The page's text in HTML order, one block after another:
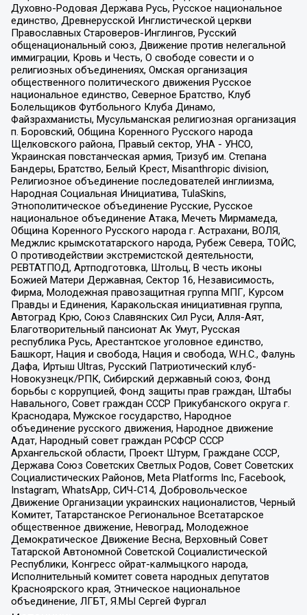
Духовно-Родовая Держава Русь, Русское национальное
единство, Древнерусской Инглистической церкви
Православных Староверов-Инглингов, Русский
общенациональный союз, Движение против нелегальной
иммиграции, Кровь и Честь, О свободе совести и о
религиозных объединениях, Омская организация
общественного политического движения Русское
национальное единство, Северное Братство, Клуб
Болельщиков Футбольного Клуба Динамо,
Файзрахманисты, Мусульманская религиозная организация
п. Боровский, Община Коренного Русского народа
Щелковского района, Правый сектор, УНА - УНСО,
Украинская повстанческая армия, Тризуб им. Степана
Бандеры, Братство, Белый Крест, Misanthropic division,
Религиозное объединение последователей инглиизма,
Народная Социальная Инициатива, TulaSkins,
Этнополитическое объединение Русские, Русское
национальное объединение Атака, Мечеть Мирмамеда,
Община Коренного Русского народа г. Астрахани, ВОЛЯ,
Меджлис крымскотатарского народа, Рубеж Севера, ТОЙС,
О противодействии экстремистской деятельности,
РЕВТАТПОД, Артподготовка, Штольц, В честь иконы
Божией Матери Державная, Сектор 16, Независимость,
Фирма, Молодежная правозащитная группа МПГ, Курсом
Правды и Единения, Каракольская инициативная группа,
Автоград Крю, Союз Славянских Сил Руси, Алля-Аят,
Благотворительный пансионат Ак Умут, Русская
республика Русь, Арестантское уголовное единство,
Башкорт, Нация и свобода, Нация и свобода, W.H.С., Фалунь
Дафа, Иртыш Ultras, Русский Патриотический клуб-
Новокузнецк/РПК, Сибирский державный союз, Фонд
борьбы с коррупцией, Фонд защиты прав граждан, Штабы
Навального, Совет граждан СССР Прикубанского округа г.
Краснодара, Мужское государство, Народное
объединение русского движения, Народное движение
Адат, Народный совет граждан РСФСР СССР
Архангельской области, Проект Штурм, Граждане СССР,
Держава Союз Советских Светлых Родов, Совет Советских
Социалистических Районов, Meta Platforms Inc, Facebook,
Instagram, WhatsApp, СИЧ-С14, Добровольческое
Движение Организации украинских националистов, Черный
Комитет, Татарстанское Региональное Всетатарское
общественное движение, Невоград, Молодежное
Демократическое Движение Весна, Верховный Совет
Татарской Автономной Советской Социалистической
Республики, Конгресс ойрат-калмыцкого народа,
Исполнительный комитет совета народных депутатов
Красноярского края, Этническое национальное
объединение, ЛГБТ, Я.МЫ Сергей Фургал